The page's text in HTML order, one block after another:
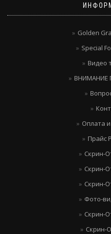
Golden
Special
Видео
ВНИМАНИЕ
Оплата
Прайс
Скрин-
Скрин-
Скрин-
Фото-
Скрин-
Скрин-